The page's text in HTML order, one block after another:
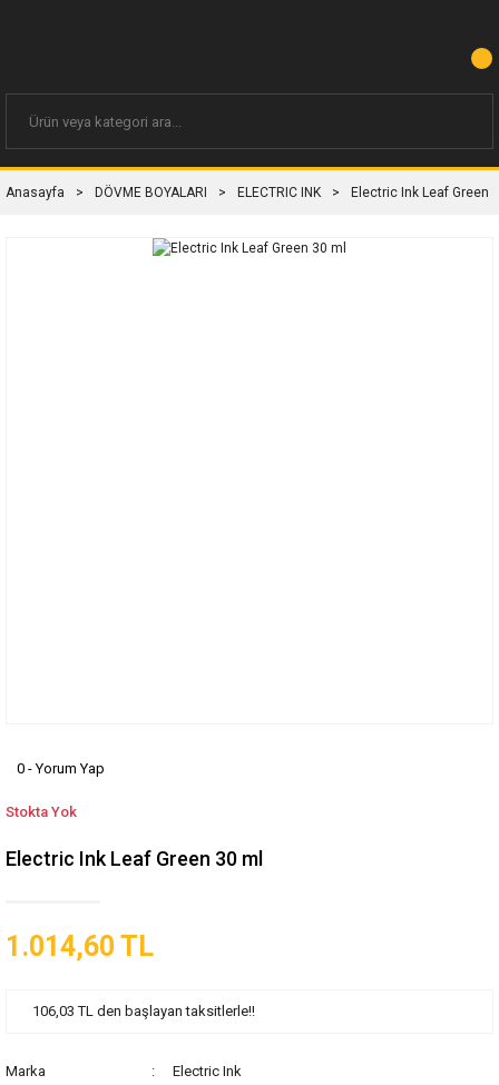
Anasayfa DÖVME BOYALARI ELECTRIC INK Electric Ink Leaf Green
0 - Yorum Yap
Stokta Yok
Electric Ink Leaf Green 30 ml
1.014,60 TL
106,03 TL den başlayan taksitlerle!!
Marka Electric Ink